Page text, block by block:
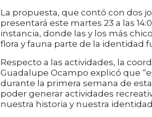
La propuesta, que contó con dos
presentará este martes 23 a las
instancia, donde las y los más
flora y fauna parte de la identidad
Respecto a las actividades, la
Guadalupe Ocampo explicó que
durante la primera semana de
poder generar actividades
nuestra historia y nuestra